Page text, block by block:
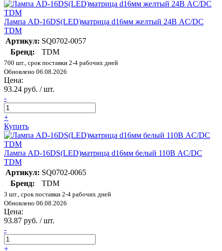
Лампа AD-16DS(LED)матрица d16мм желтый 24В AC/DC
TDM
Артикул: SQ0702-0057
Бренд:
TDM
700 шт., срок поставки 2-4 рабочих дней
Обновлено 06.08.2026
Цена:
93.24 руб. / шт.
-
+
Купить
Лампа AD-16DS(LED)матрица d16мм белый 110В AC/DC
TDM
Артикул: SQ0702-0065
Бренд:
TDM
3 шт., срок поставки 2-4 рабочих дней
Обновлено 06.08.2026
Цена:
93.87 руб. / шт.
-
+